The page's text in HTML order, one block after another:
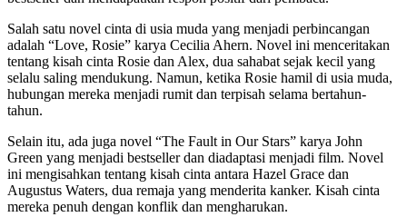
Salah satu novel cinta di usia muda yang menjadi perbincangan
adalah “Love, Rosie” karya Cecilia Ahern. Novel ini menceritakan
tentang kisah cinta Rosie dan Alex, dua sahabat sejak kecil yang
selalu saling mendukung. Namun, ketika Rosie hamil di usia muda,
hubungan mereka menjadi rumit dan terpisah selama bertahun-
tahun.
Selain itu, ada juga novel “The Fault in Our Stars” karya John
Green yang menjadi bestseller dan diadaptasi menjadi film. Novel
ini mengisahkan tentang kisah cinta antara Hazel Grace dan
Augustus Waters, dua remaja yang menderita kanker. Kisah cinta
mereka penuh dengan konflik dan mengharukan.